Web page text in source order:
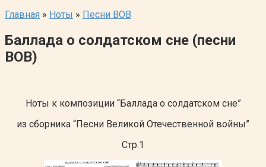
Главная » Ноты » Песни ВОВ
Баллада о солдатском сне (песни
ВОВ)
Ноты к композиции “Баллада о солдатском сне”
из сборника “Песни Великой Отечественной войны”
Стр.1